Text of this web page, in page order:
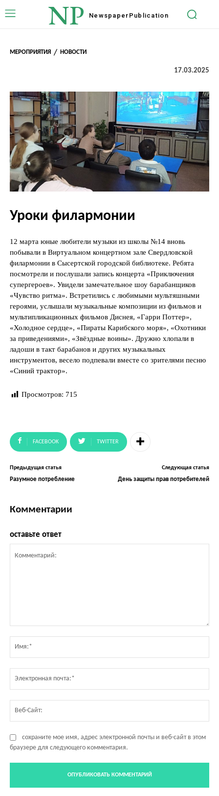
NP Newspaper Publication
МЕРОПРИЯТИЯ НОВОСТИ
17.03.2025
Уроки филармонии
12 марта юные любители музыки из школы №14 вновь
побывали в Виртуальном концертном зале Свердловской
филармонии в Сысертской городской библиотеке. Ребята
посмотрели и послушали запись концерта «Приключения
супергероев». Увидели замечательное шоу барабанщиков
«Чувство ритма». Встретились с любимыми мультяшными
героями, услышали музыкальные композиции из фильмов и
мультипликационных фильмов Диснея, «Гарри Поттер»,
«Холодное сердце», «Пираты Карибского моря», «Охотники
за приведениями», «Звёздные воины». Дружно хлопали в
ладоши в такт барабанов и других музыкальных
инструментов, весело подпевали вместе со зрителями песню
«Синий трактор».
Просмотров: 715
FACEBOOK TWITTER
Предыдущая статья
Разумное потребление
Следующая статья
День защиты прав потребителей
Комментарии
оставьте ответ
сохраните мое имя, адрес электронной почты и веб-сайт в этом
браузере для следующего комментария.